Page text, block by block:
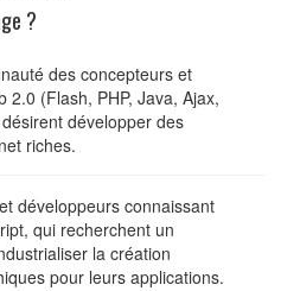
?
des concepteurs et
2.0 (Flash, PHP, Java, Ajax,
développer des
riches.
développeurs connaissant
qui recherchent un
la création
pour leurs applications.